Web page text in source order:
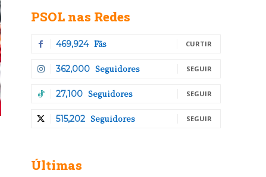
PSOL nas Redes
469,924 Fãs CURTIR
362,000 Seguidores SEGUIR
27,100 Seguidores SEGUIR
515,202 Seguidores SEGUIR
Últimas